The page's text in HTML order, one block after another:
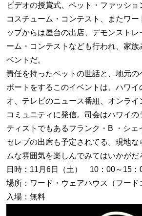
ビデオの授賞式、ペット・ファッショ
コスチューム・コンテスト、またワー
ップからは屋台の出店、デモンストレ
ーム・コンテストなども行われ、家族
ベントだ。
責任を持ったペットの世話と、地元の
ポートをするこのイベントは、ハワイ
オ、テレビのニュース番組、オンラ
コミュニティに発信。司会はハワイ
ティストでもあるフランク・B ・シェ
セレブの出席も予定されてる。現地な
ムな雰囲気を楽しんでみてはいかがだ
日時：11月6日（土） 10：00～15：
場所：ワード・ウェアハウス（フード
入場：無料